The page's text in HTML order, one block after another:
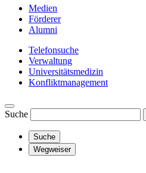
Medien
Förderer
Alumni
Telefonsuche
Verwaltung
Universitätsmedizin
Konfliktmanagement
Suche
Suche
Wegweiser